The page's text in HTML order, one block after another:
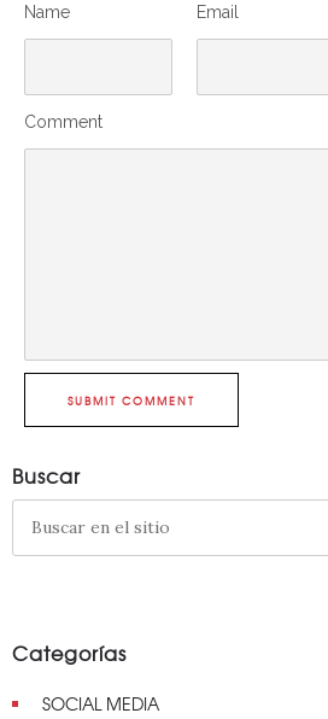
Name Email
Comment
SUBMIT COMMENT
Buscar
Categorías
SOCIAL MEDIA